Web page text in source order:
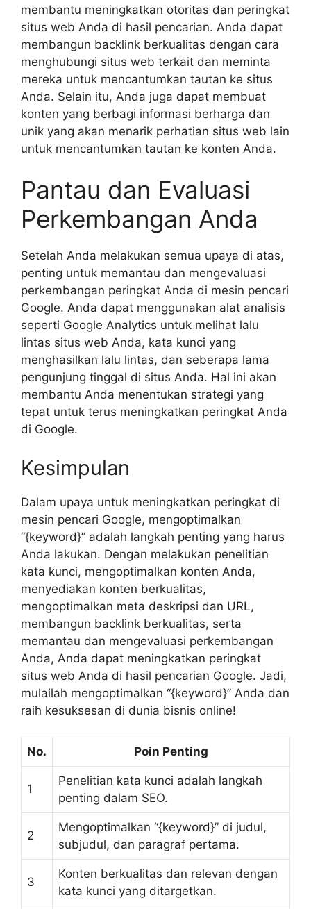
membantu meningkatkan otoritas dan peringkat
situs web Anda di hasil pencarian. Anda dapat
membangun backlink berkualitas dengan cara
menghubungi situs web terkait dan meminta
mereka untuk mencantumkan tautan ke situs
Anda. Selain itu, Anda juga dapat membuat
konten yang berbagi informasi berharga dan
unik yang akan menarik perhatian situs web lain
untuk mencantumkan tautan ke konten Anda.
Pantau dan Evaluasi
Perkembangan Anda
Setelah Anda melakukan semua upaya di atas,
penting untuk memantau dan mengevaluasi
perkembangan peringkat Anda di mesin pencari
Google. Anda dapat menggunakan alat analisis
seperti Google Analytics untuk melihat lalu
lintas situs web Anda, kata kunci yang
menghasilkan lalu lintas, dan seberapa lama
pengunjung tinggal di situs Anda. Hal ini akan
membantu Anda menentukan strategi yang
tepat untuk terus meningkatkan peringkat Anda
di Google.
Kesimpulan
Dalam upaya untuk meningkatkan peringkat di
mesin pencari Google, mengoptimalkan
“{keyword}” adalah langkah penting yang harus
Anda lakukan. Dengan melakukan penelitian
kata kunci, mengoptimalkan konten Anda,
menyediakan konten berkualitas,
mengoptimalkan meta deskripsi dan URL,
membangun backlink berkualitas, serta
memantau dan mengevaluasi perkembangan
Anda, Anda dapat meningkatkan peringkat
situs web Anda di hasil pencarian Google. Jadi,
mulailah mengoptimalkan “{keyword}” Anda dan
raih kesuksesan di dunia bisnis online!
No. Poin Penting
1
Penelitian kata kunci adalah langkah
penting dalam SEO.
2
Mengoptimalkan “{keyword}” di judul,
subjudul, dan paragraf pertama.
3
Konten berkualitas dan relevan dengan
kata kunci yang ditargetkan.